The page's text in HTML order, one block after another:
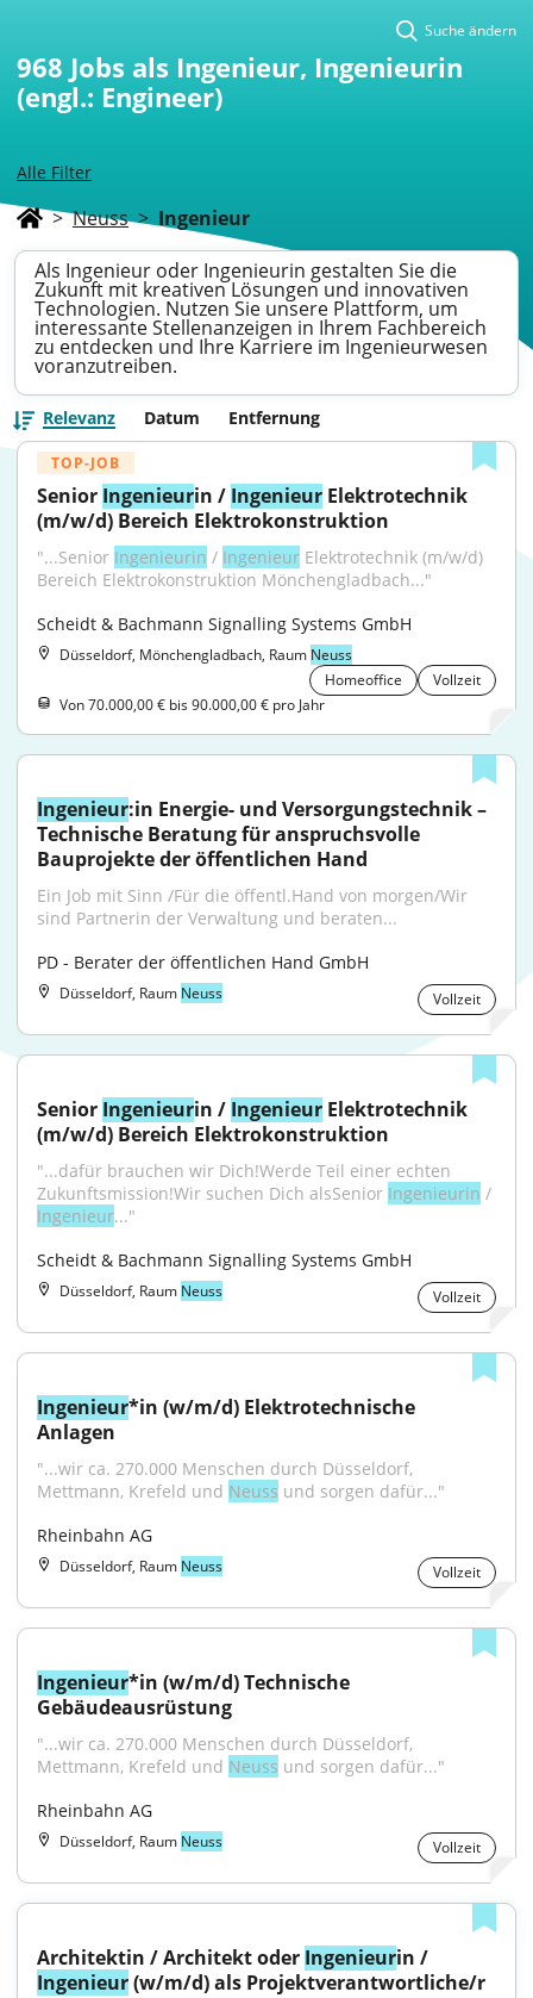
Alle Filter
Suche ändern
968 Jobs als Ingenieur, Ingenieurin
(engl.: Engineer)
> Neuss > Ingenieur
Als Ingenieur oder Ingenieurin gestalten Sie die
Zukunft mit kreativen Lösungen und innovativen
Technologien. Nutzen Sie unsere Plattform, um
interessante Stellenanzeigen in Ihrem Fachbereich
zu entdecken und Ihre Karriere im Ingenieurwesen
voranzutreiben.
Relevanz Datum Entfernung
TOP-JOB
Senior Ingenieurin / Ingenieur Elektrotechnik
(m/w/d) Bereich Elektrokonstruktion
"...Senior Ingenieurin / Ingenieur Elektrotechnik (m/w/d)
Bereich Elektrokonstruktion Mönchengladbach..."
Scheidt & Bachmann Signalling Systems GmbH
Düsseldorf, Mönchengladbach, Raum Neuss
Homeoffice
Vollzeit
Von 70.000,00 € bis 90.000,00 € pro Jahr
Ingenieur:in Energie- und Versorgungstechnik –
Technische Beratung für anspruchsvolle
Bauprojekte der öffentlichen Hand
Ein Job mit Sinn /Für die öffentl.Hand von morgen/Wir
sind Partnerin der Verwaltung und beraten...
PD - Berater der öffentlichen Hand GmbH
Düsseldorf, Raum Neuss Vollzeit
Senior Ingenieurin / Ingenieur Elektrotechnik
(m/w/d) Bereich Elektrokonstruktion
"...dafür brauchen wir Dich!Werde Teil einer echten
Zukunftsmission!Wir suchen Dich alsSenior Ingenieurin
Ingenieur..."
Scheidt & Bachmann Signalling Systems GmbH
Düsseldorf, Raum Neuss Vollzeit
Ingenieur*in (w/m/d) Elektrotechnische
Anlagen
"...wir ca. 270.000 Menschen durch Düsseldorf,
Mettmann, Krefeld und Neuss und sorgen dafür..."
Rheinbahn AG
Düsseldorf, Raum Neuss Vollzeit
Ingenieur*in (w/m/d) Technische
Gebäudeausrüstung
"...wir ca. 270.000 Menschen durch Düsseldorf,
Mettmann, Krefeld und Neuss und sorgen dafür..."
Rheinbahn AG
Düsseldorf, Raum Neuss Vollzeit
Architektin / Architekt oder Ingenieur
Ingenieur (w/m/d) als Projektverantwortliche/r